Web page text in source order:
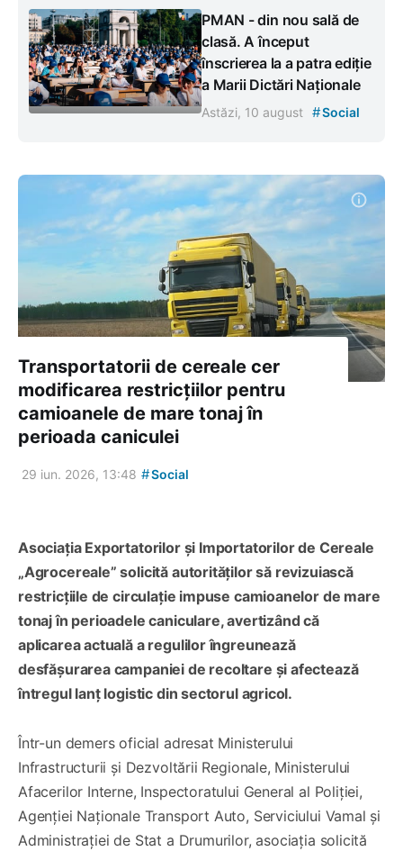
PMAN - din nou sală de
clasă. A început
înscrierea la a patra ediție
a Marii Dictări Naționale
Astăzi, 10 august #Social
Transportatorii de cereale cer
modificarea restricțiilor pentru
camioanele de mare tonaj în
perioada caniculei
29 iun. 2026, 13:48 #Social
Asociația Exportatorilor și Importatorilor de Cereale
„Agrocereale” solicită autorităților să revizuiască
restricțiile de circulație impuse camioanelor de mare
tonaj în perioadele caniculare, avertizând că
aplicarea actuală a regulilor îngreunează
desfășurarea campaniei de recoltare și afectează
întregul lanț logistic din sectorul agricol.
Într-un demers oficial adresat Ministerului
Infrastructurii și Dezvoltării Regionale, Ministerului
Afacerilor Interne, Inspectoratului General al Poliției,
Agenției Naționale Transport Auto, Serviciului Vamal și
Administrației de Stat a Drumurilor, asociația solicită